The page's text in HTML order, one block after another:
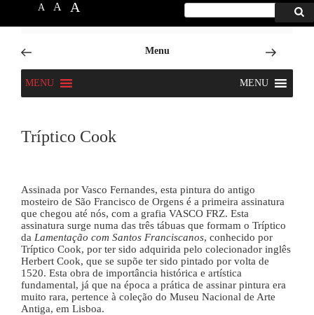
A A A
Procurar
por:
to
content
Menu
MENU MENU
Tríptico Cook
Assinada por Vasco Fernandes, esta pintura do antigo
mosteiro de São Francisco de Orgens é a primeira assinatura
que chegou até nós, com a grafia VASCO FRZ. Esta
assinatura surge numa das três tábuas que formam o Tríptico
da Lamentação com Santos Franciscanos, conhecido por
Tríptico Cook, por ter sido adquirida pelo colecionador inglês
Herbert Cook, que se supõe ter sido pintado por volta de
1520. Esta obra de importância histórica e artística
fundamental, já que na época a prática de assinar pintura era
muito rara, pertence à coleção do Museu Nacional de Arte
Antiga, em Lisboa.